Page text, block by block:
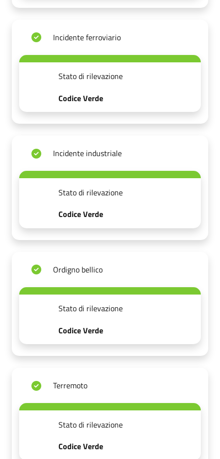
Incidente ferroviario
Stato di rilevazione
Codice Verde
Incidente industriale
Stato di rilevazione
Codice Verde
Ordigno bellico
Stato di rilevazione
Codice Verde
Terremoto
Stato di rilevazione
Codice Verde